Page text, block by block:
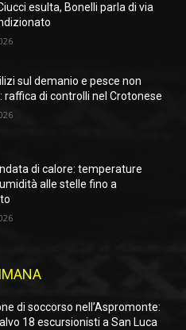
esulta, Bonelli parla di via
sul demanio e pesce non
raffica di controlli nel Crotonese
di calore: temperature
alle stelle fino a
di soccorso nell’Aspromonte:
18 escursionisti a San Luca